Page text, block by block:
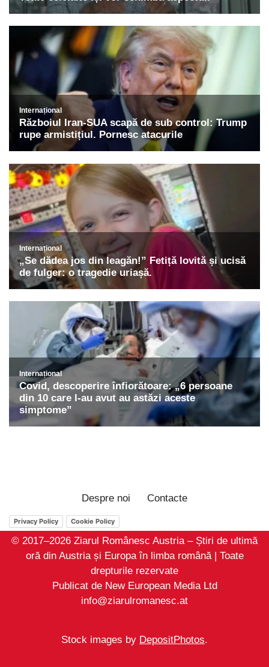
Despre noi Contacte
Privacy Policy Cookie Policy
© 2017–2026 Ziarul Românesc Austria – Știri de ultimă
oră din Austria și Europa în limba română | Toate
drepturile rezervate
Publicat de New European Media Ltd
info@ziarulromanesc.at
Stock images by DepositPhotos.